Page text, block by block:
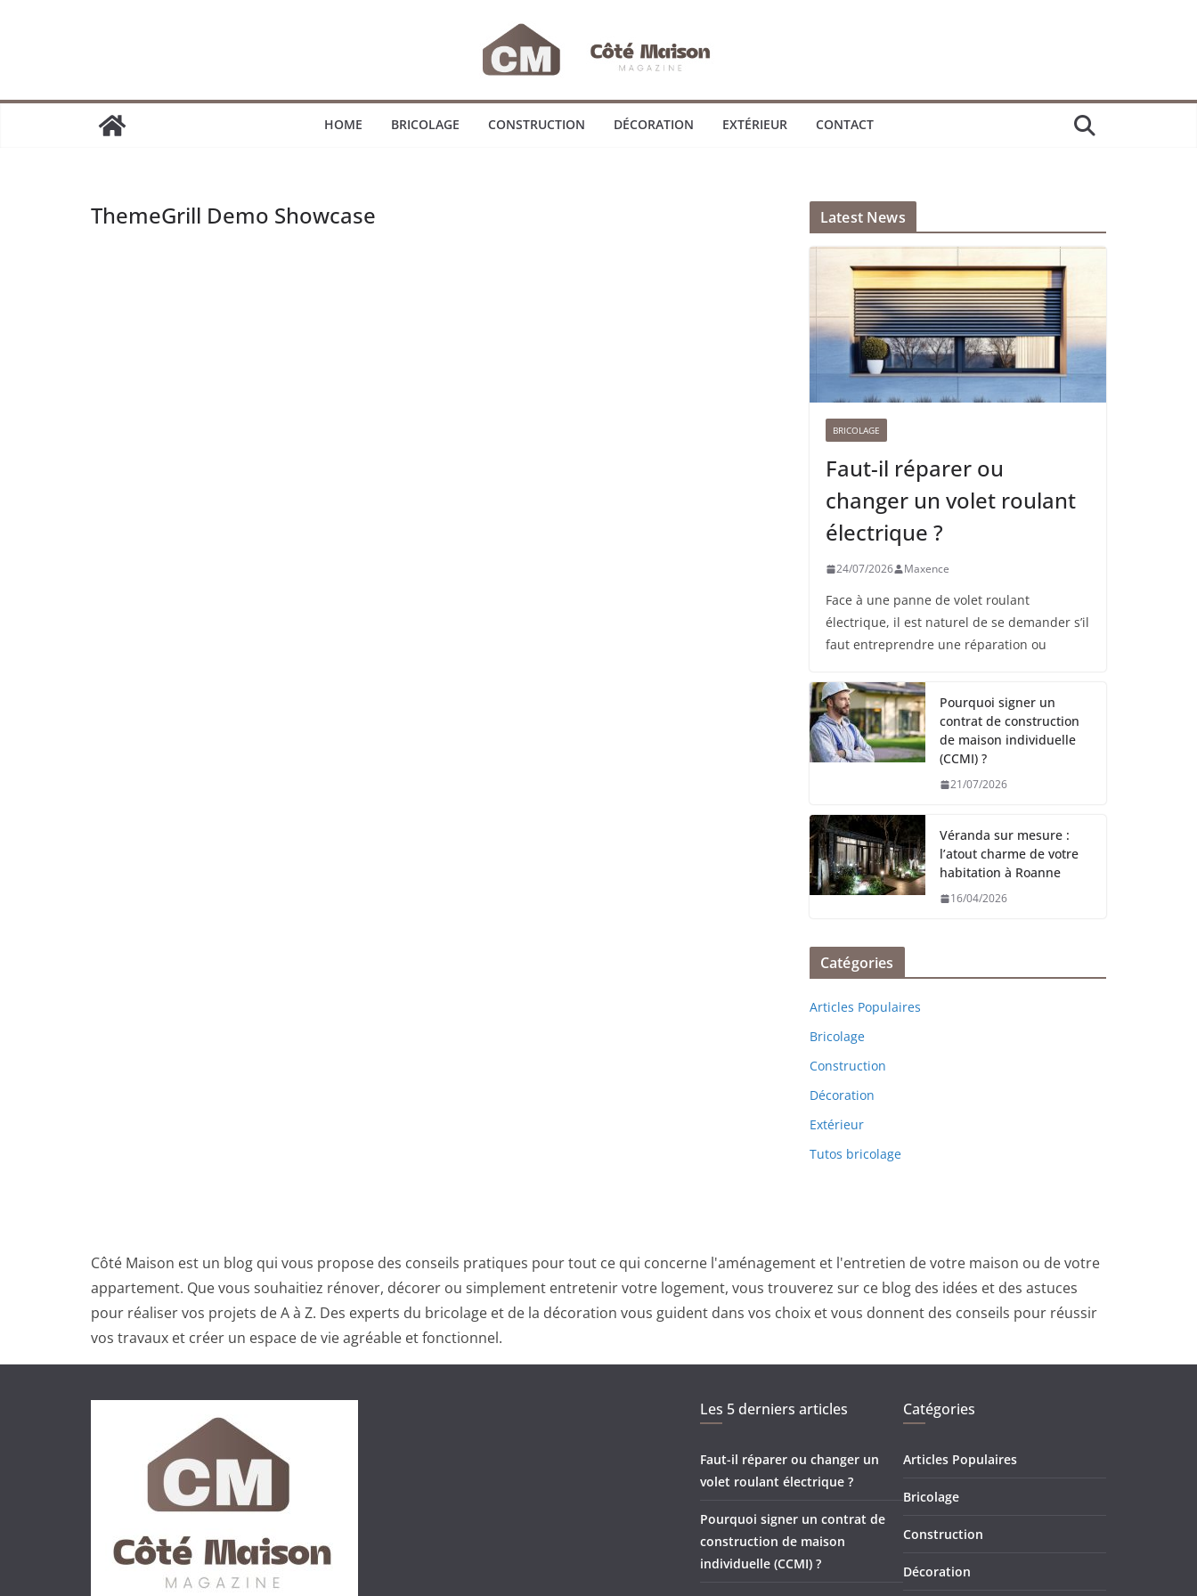
HOME BRICOLAGE CONSTRUCTION DÉCORATION EXTÉRIEUR CONTACT
ThemeGrill Demo Showcase Latest News
BRICOLAGE
Faut-il réparer ou
changer un volet roulant
électrique ?
24/07/2026 Maxence
Face à une panne de volet roulant
électrique, il est naturel de se demander s’il
faut entreprendre une réparation ou
Pourquoi signer un
contrat de construction
de maison individuelle
(CCMI) ?
21/07/2026
Véranda sur mesure :
l’atout charme de votre
habitation à Roanne
16/04/2026
Catégories
Articles Populaires
Bricolage
Construction
Décoration
Extérieur
Tutos bricolage
Côté Maison est un blog qui vous propose des conseils pratiques pour tout ce qui concerne l'aménagement et l'entretien de votre maison ou de votre
appartement. Que vous souhaitiez rénover, décorer ou simplement entretenir votre logement, vous trouverez sur ce blog des idées et des astuces
pour réaliser vos projets de A à Z. Des experts du bricolage et de la décoration vous guident dans vos choix et vous donnent des conseils pour réussir
vos travaux et créer un espace de vie agréable et fonctionnel.
Les 5 derniers articles
Faut-il réparer ou changer un
volet roulant électrique ?
Pourquoi signer un contrat de
construction de maison
individuelle (CCMI) ?
Catégories
Articles Populaires
Bricolage
Construction
Décoration